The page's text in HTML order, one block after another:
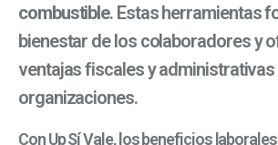
combustible. Estas herramientas
bienestar de los colaboradores y
ventajas fiscales y administrativas
organizaciones.
Con Up Sí Vale, los beneficios